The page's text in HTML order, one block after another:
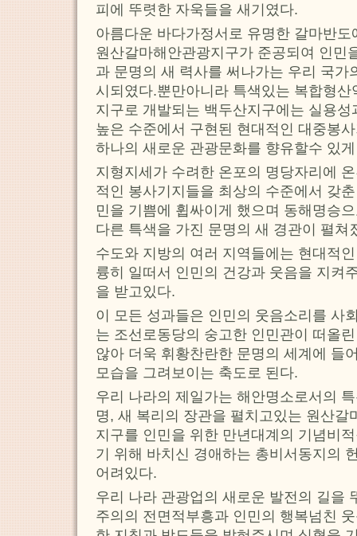
피에 뚜렷한 자욱들을 새기였다.
아름다운 바다가정서로 유명한 갈마반
원산갈마해안관광지구가 준공되여 인민
과 문명의 새 력사를 써나가는 우리 국가
시되였다.뿐만아니라 특색있는 복합형
지구로 개발되는 백두산지구에는 실용
높은 수준에서 구현된 현대적인 대중봉
하나의 새로운 관광문화를 향유할수 있
지형지세가 수려한 온포의 명당자리에
적인 봉사기지들을 최상의 수준에서 갖
민을 기쁨에 휩싸이게 했으며 동해명승
다른 특색을 가진 문명의 새 경관이 펼쳐
수도와 지방의 여러 지역들에는 현대적
륭히 일떠서 인민의 건강과 웃음을 지켜
을 받고있다.
이 모든 성과들은 인민의 웃음소리를 사
는 조선로동당의 숭고한 인민관이 떠올
않아 더욱 휘황찬란한 문명의 세계에 들
모습을 그려보이는 축도로 된다.
우리 나라의 제일가는 해안명소로서의
명, 새 복리의 장관을 펼치고있는 원산갈
지구를 인민을 위한 만년대계의 기념비
기 위해 바치신 경애하는 총비서동지의
어려있다.
우리 나라 관광업의 새로운 발전의 길을
주의의 전면적부흥과 인민의 행복넘친